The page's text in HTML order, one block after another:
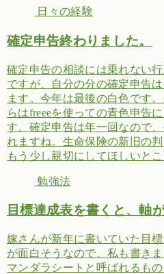
日々の経験
確定申告終わりました。
確定申告の相談には乗れない
ですが、自分の分の確定申告
ます。今年は最後の白色です
らはfreeeを使っての青色申告に
す。確定申告は年一回なので
れますね。生命保険の新旧の判
もう少し親切にしてほしいと
勉強法
目標達成表を書くと、軸
嫁さんが新年に書いていた目
が面白そうなので、私も書きま
マンダラシートと呼ばれるも